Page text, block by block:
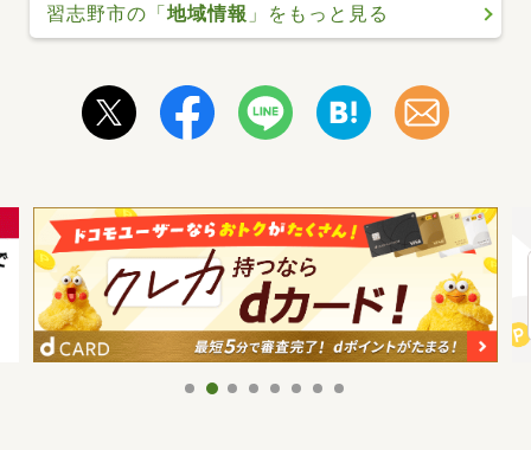
習志野市の「地域情報 」をもっと見る